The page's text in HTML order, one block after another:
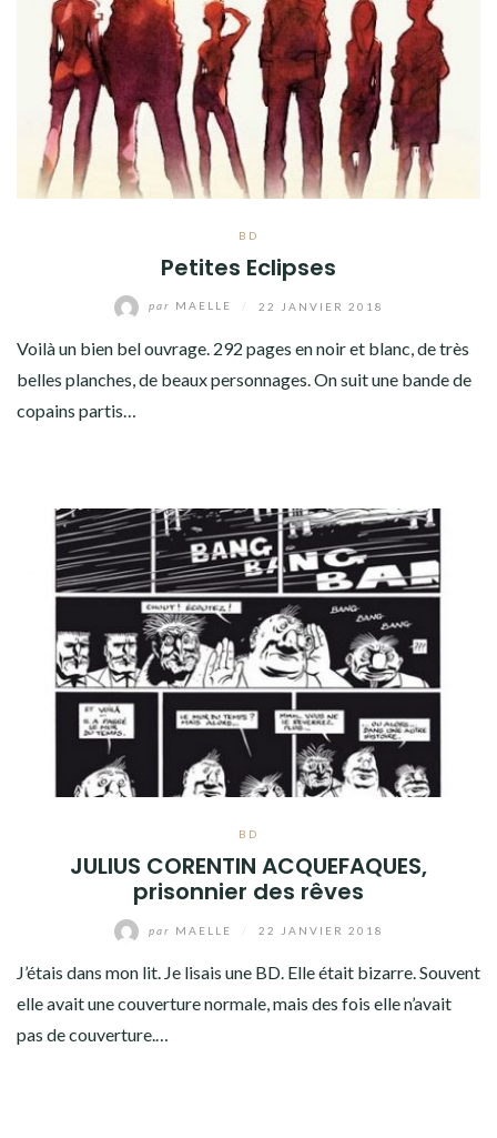
BD
Petites Eclipses
par MAELLE 22 JANVIER 2018
Voilà un bien bel ouvrage. 292 pages en noir et blanc, de très
belles planches, de beaux personnages. On suit une bande de
copains partis…
BD
JULIUS CORENTIN ACQUEFAQUES,
prisonnier des rêves
par MAELLE 22 JANVIER 2018
J’étais dans mon lit. Je lisais une BD. Elle était bizarre. Souvent
elle avait une couverture normale, mais des fois elle n’avait
pas de couverture.…